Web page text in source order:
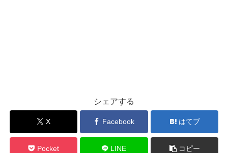
シェアする
X Facebook はてブ
Pocket LINE コピー